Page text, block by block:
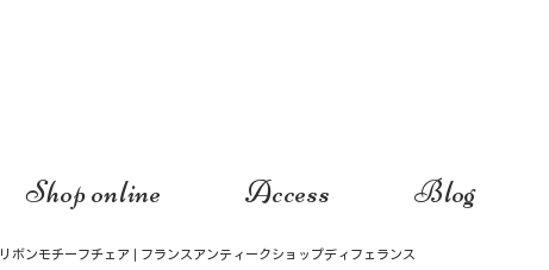
Shop online Access Blog
リボンモチーフチェア | フランスアンティークショップディフェランス